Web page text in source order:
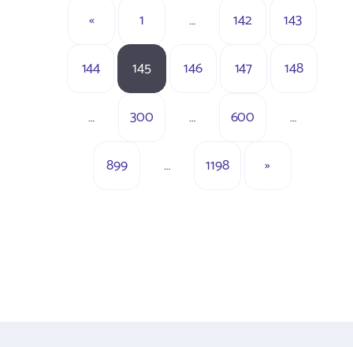
« 1 … 142 143
144 145 146 147 148
… 300 … 600 …
899 … 1198 »